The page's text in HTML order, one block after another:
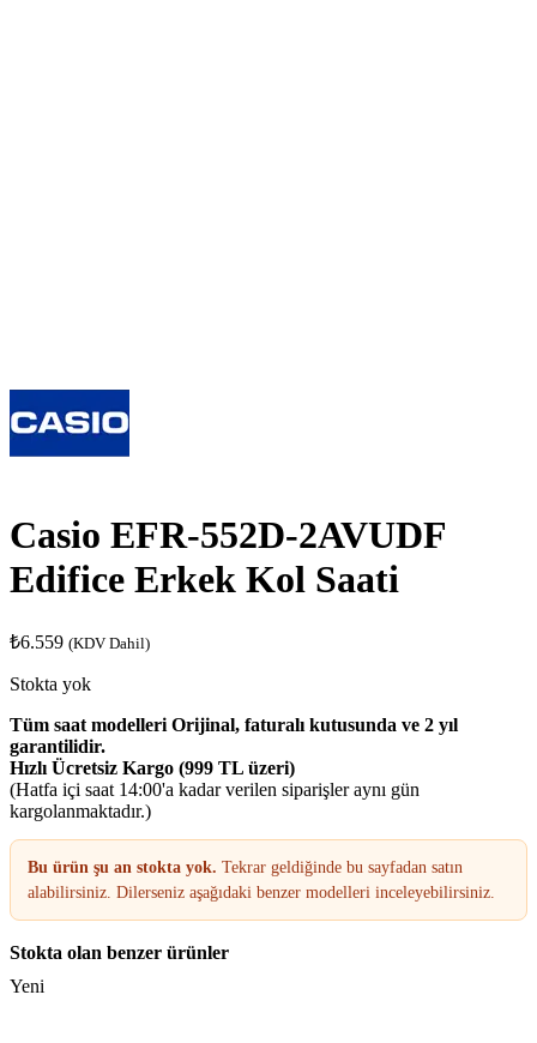
Casio EFR-552D-2AVUDF
Edifice Erkek Kol Saati
₺6.559 (KDV Dahil)
Stokta yok
Tüm saat modelleri Orijinal, faturalı kutusunda ve 2 yıl
garantilidir.
Hızlı Ücretsiz Kargo (999 TL üzeri)
(Hatfa içi saat 14:00'a kadar verilen siparişler aynı gün
kargolanmaktadır.)
Bu ürün şu an stokta yok. Tekrar geldiğinde bu sayfadan satın
alabilirsiniz. Dilerseniz aşağıdaki benzer modelleri inceleyebilirsiniz.
Stokta olan benzer ürünler
Yeni